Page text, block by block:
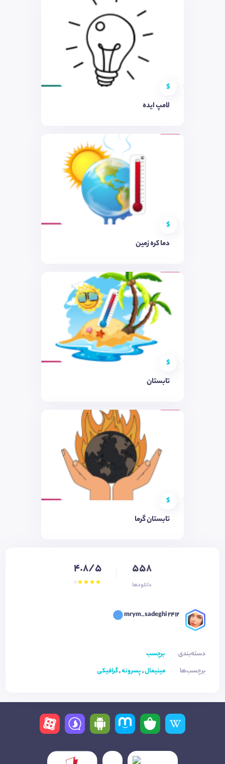
$
لامپ ایده
$
دما کره زمین
$
تابستان
$
تابستان گرما
558
دانلودها
4.8/5
mrym_sadeghi 2412
دسته‌بندی
برچسب
برچسب‌ها
مینیمال,پسرونه,گرافیکی